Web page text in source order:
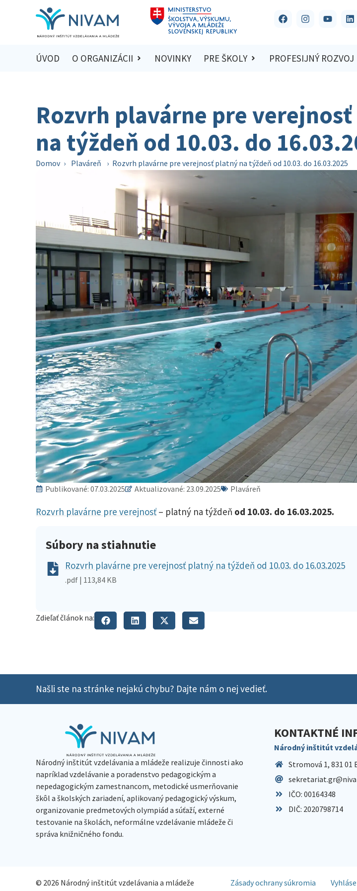
ÚVOD O ORGANIZÁCII NOVINKY PRE ŠKOLY PROFESIJNÝ ROZVOJ
Rozvrh plavárne pre
na týždeň od 10.03. do
Domov › Plaváreň › Rozvrh plavárne pre verejnosť platný na týždeň od 10.03. do 16.03.2025
Publikované: 07.03.2025 Aktualizované: 23.09.2025 Plaváreň
Rozvrh plavárne pre verejnosť – platný na týždeň od 10.03. do 16.03.2025.
Súbory na stiahnutie
Rozvrh plavárne pre verejnosť platný na týždeň od 10.03. do 16.03.2025
.pdf | 113,84 KB
Zdieľať článok na:
Našli ste na stránke nejakú chybu? Dajte nám o nej vedieť.
Národný inštitút vzdelávania a mládeže realizuje činnosti ako
napríklad vzdelávanie a poradenstvo pedagogickým a
nepedagogickým zamestnancom, metodické usmerňovanie
škôl a školských zariadení, aplikovaný pedagogický výskum,
organizovanie predmetových olympiád a súťaží, externé
testovanie na školách, neformálne vzdelávanie mládeže či
správa knižničného fondu.
KONTAKTNÉ
Národný inštitút
Stromová 1, 831 01
IČO: 00164348
DIČ: 2020798714
© 2026 Národný inštitút vzdelávania a mládeže Zásady ochrany súkromia